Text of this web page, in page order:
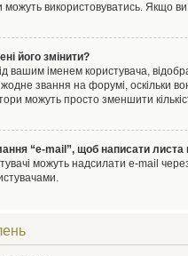
можуть використовуватись. Якщо
його змінити?
вашим іменем користувача,
звання на форумі, оскільки
можуть просто зменшити
“e-mail”, щоб написати листа
можуть надсилати e-mail